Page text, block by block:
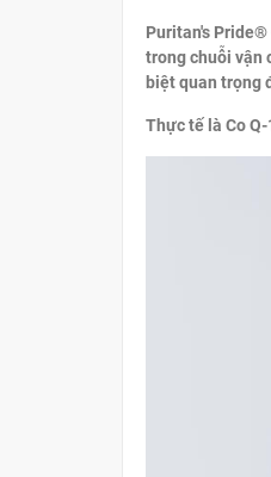
Puritan's Pride®
trong chuỗi vận
biệt quan trọng
Thực tế là Co